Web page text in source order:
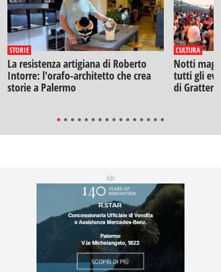
STORIE
La resistenza artigiana di Roberto
Intorre: l'orafo-architetto che crea
storie a Palermo
CULTURA
Notti
tutti gli
di Gratteri
Adv